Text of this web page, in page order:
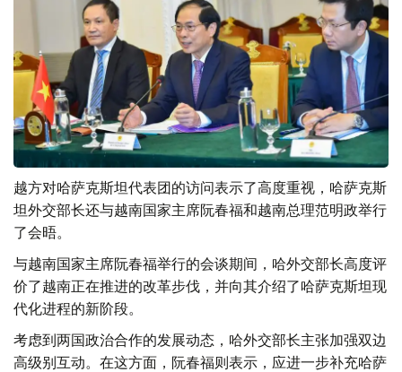
越方对哈萨克斯坦代表团的访问表示了高度重视，哈萨克斯
坦外交部长还与越南国家主席阮春福和越南总理范明政举行
了会晤。
与越南国家主席阮春福举行的会谈期间，哈外交部长高度评
价了越南正在推进的改革步伐，并向其介绍了哈萨克斯坦现
代化进程的新阶段。
考虑到两国政治合作的发展动态，哈外交部长主张加强双边
高级别互动。在这方面，阮春福则表示，应进一步补充哈萨